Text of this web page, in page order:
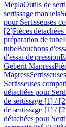
MeplaOutils de
sertissage manuels
pour Sertisseuses
[2]Pièces
préparation de tube
tubeBouchons
d'essai de pression
Geberit Mapress
Mapress
Sertisseuses
détachées pour
de sertissage [1] /
de sertissage [1] /
détachées pour